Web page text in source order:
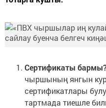
Сертификаты
чыршының янгын
сертификатлары
тартмада тиешле